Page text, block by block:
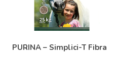
PURINA – Simplici-T Fibra